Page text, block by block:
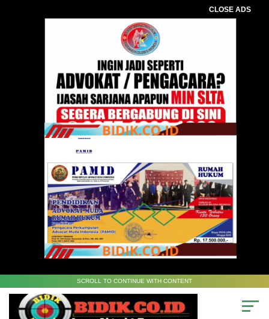
CLOSE ADS
SCROLL TO CONTINUE WITH CONTENT